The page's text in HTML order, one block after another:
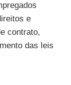
e
contrato,
das leis